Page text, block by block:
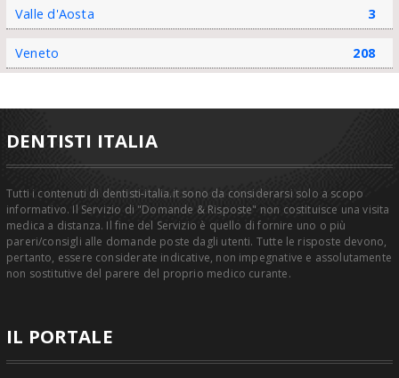
Valle d'Aosta 3
Veneto 208
DENTISTI ITALIA
Tutti i contenuti di dentisti-italia.it sono da considerarsi solo a scopo
informativo. Il Servizio di "Domande & Risposte" non costituisce una visita
medica a distanza. Il fine del Servizio è quello di fornire uno o più
pareri/consigli alle domande poste dagli utenti. Tutte le risposte devono,
pertanto, essere considerate indicative, non impegnative e assolutamente
non sostitutive del parere del proprio medico curante.
IL PORTALE